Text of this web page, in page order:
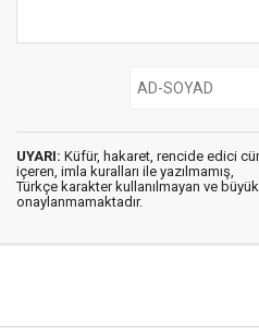
UYARI: Küfür, hakaret, rencide edici
içeren, imla kuralları ile yazılmamış,
Türkçe karakter kullanılmayan ve
onaylanmamaktadır.